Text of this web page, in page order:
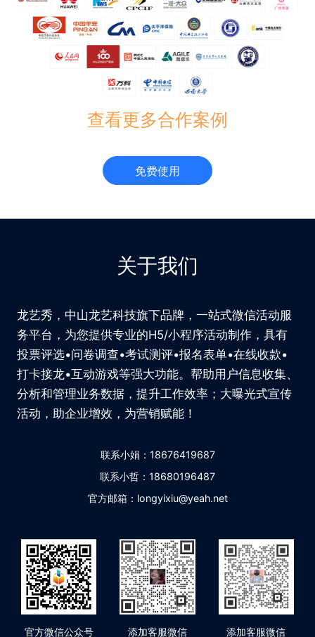
查看更多合作案例
免费使用
关于我们
龙艺秀，中山龙艺科技旗下品牌，一站式微信活动服
务平台，为您提供专业的H5/小程序活动制作，具有
投票评选•问卷调查•考试测评•报名表单•在线收款•
打卡接龙•互动游戏等强大功能。帮助用户信息收集、
分析和管理业务数据，提升工作效率；大曝光式宣传
活动，助企业增效，为营销赋能！
联系小娟：18676419687
联系小哲：18680196487
官方邮箱：longyixiu@yeah.net
官方微信公众号 添加客服微信 添加客服微信